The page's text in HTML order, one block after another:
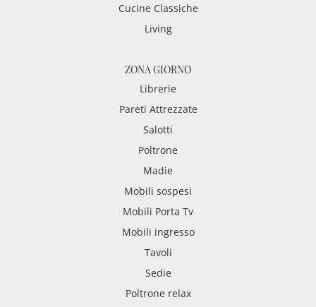
Cucine Classiche
Living
ZONA GIORNO
Librerie
Pareti Attrezzate
Salotti
Poltrone
Madie
Mobili sospesi
Mobili Porta Tv
Mobili ingresso
Tavoli
Sedie
Poltrone relax